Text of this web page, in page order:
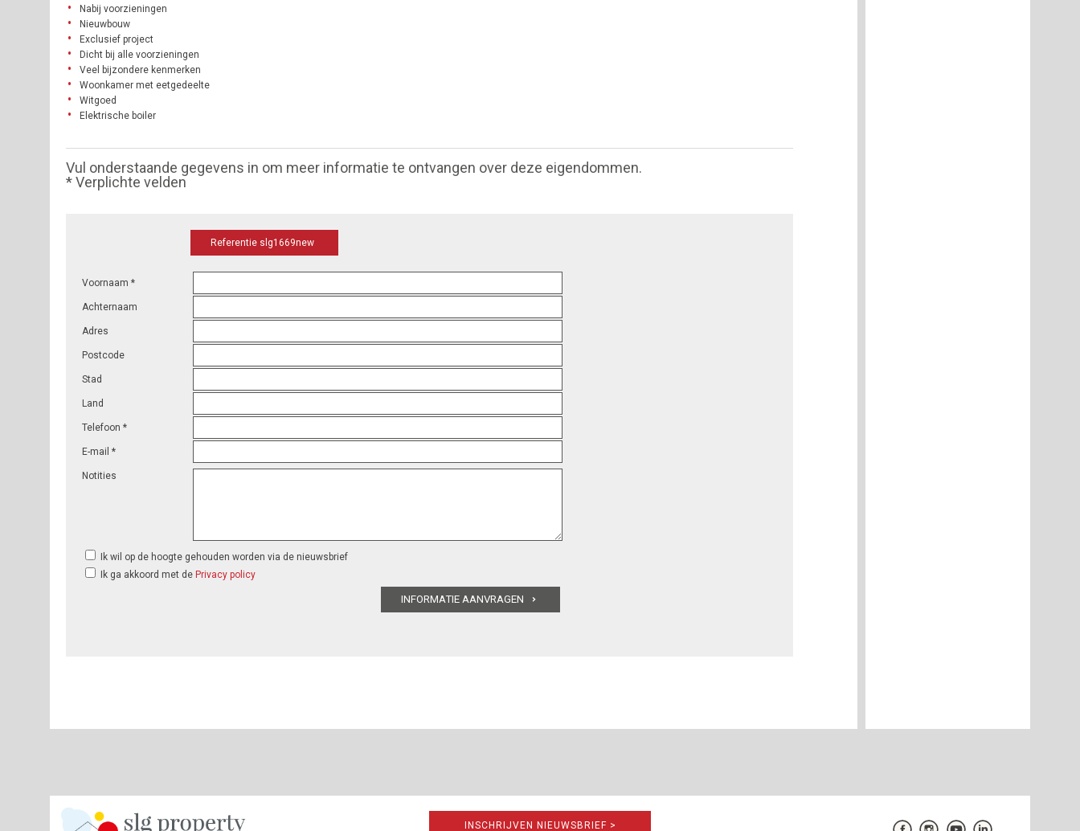
Nabij voorzieningen
Nieuwbouw
Exclusief project
Dicht bij alle voorzieningen
Veel bijzondere kenmerken
Woonkamer met eetgedeelte
Witgoed
Elektrische boiler
Vul onderstaande gegevens in om meer informatie te ontvangen over deze eigendommen.
* Verplichte velden
Referentie slg1669new
Voornaam *
Achternaam
Adres
Postcode
Stad
Land
Telefoon *
E-mail *
Notities
Ik wil op de hoogte gehouden worden via de nieuwsbrief
Ik ga akkoord met de Privacy policy
INSCHRIJVEN NIEUWSBRIEF >